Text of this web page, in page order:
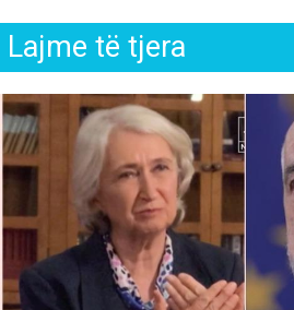
Lajme të tjera